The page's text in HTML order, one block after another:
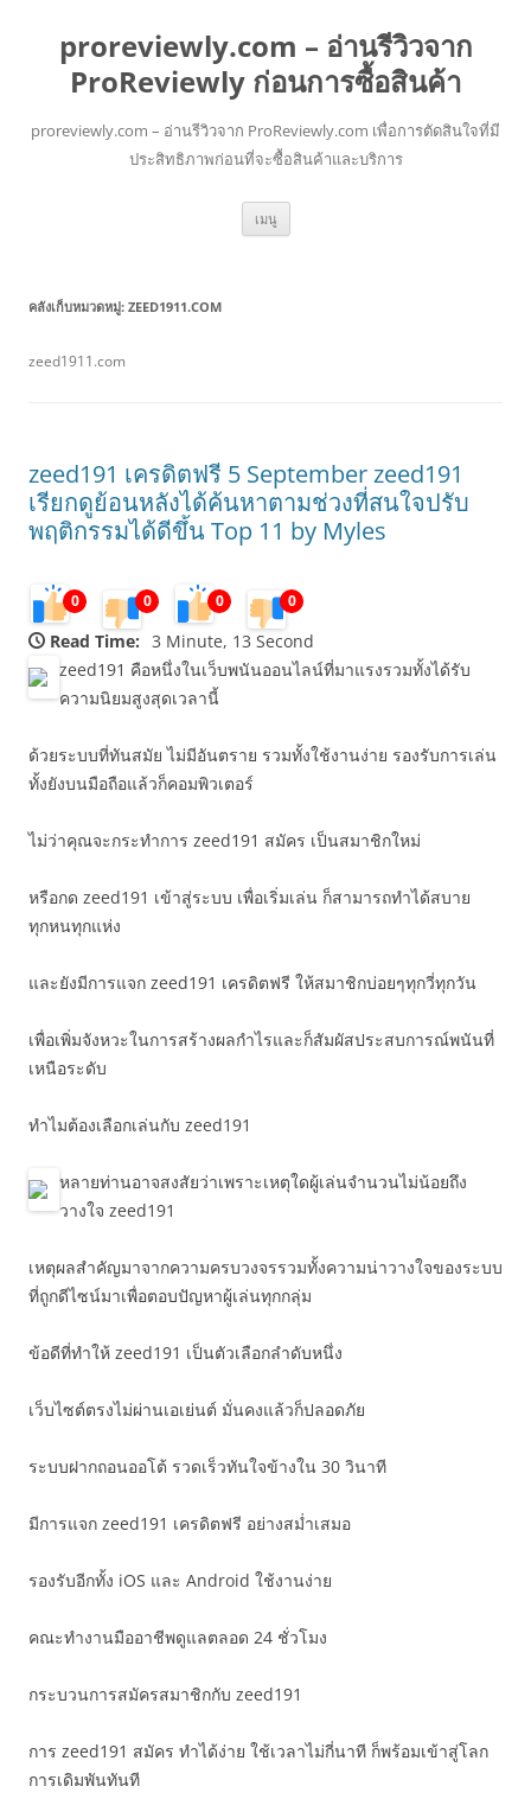
proreviewly.com – อ่านรีวิวจาก
ProReviewly ก่อนการซื้อสินค้า
proreviewly.com – อ่านรีวิวจาก ProReviewly.com เพื่อการตัดสินใจที่มี
ประสิทธิภาพก่อนที่จะซื้อสินค้าและบริการ
เมนู ข้าม
ยัง
คลังเก็บหมวดหมู่: ZEED1911.COM
zeed1911.com
zeed191 เครดิตฟรี 5 September zeed191
เรียกดูย้อนหลังได้ค้นหาตามช่วงที่สนใจปรับ
พฤติกรรมได้ดีขึ้น Top 11 by Myles
0 0 0 0
Read Time: 3 Minute, 13 Second
zeed191 คือหนึ่งในเว็บพนันออนไลน์ที่มาแรงรวมทั้งได้รับ
ความนิยมสูงสุดเวลานี้
ด้วยระบบที่ทันสมัย ไม่มีอันตราย รวมทั้งใช้งานง่าย รองรับการเล่น
ทั้งยังบนมือถือแล้วก็คอมพิวเตอร์
ไม่ว่าคุณจะกระทำการ zeed191 สมัคร เป็นสมาชิกใหม่
หรือกด zeed191 เข้าสู่ระบบ เพื่อเริ่มเล่น ก็สามารถทำได้สบาย
ทุกหนทุกแห่ง
และยังมีการแจก zeed191 เครดิตฟรี ให้สมาชิกบ่อยๆทุกวี่ทุกวัน
เพื่อเพิ่มจังหวะในการสร้างผลกำไรและก็สัมผัสประสบการณ์พนันที่
เหนือระดับ
ทำไมต้องเลือกเล่นกับ zeed191
หลายท่านอาจสงสัยว่าเพราะเหตุใดผู้เล่นจำนวนไม่น้อยถึง
วางใจ zeed191
เหตุผลสำคัญมาจากความครบวงจรรวมทั้งความน่าวางใจของระบบ
ที่ถูกดีไซน์มาเพื่อตอบปัญหาผู้เล่นทุกกลุ่ม
ข้อดีที่ทำให้ zeed191 เป็นตัวเลือกลำดับหนึ่ง
เว็บไซต์ตรงไม่ผ่านเอเย่นต์ มั่นคงแล้วก็ปลอดภัย
ระบบฝากถอนออโต้ รวดเร็วทันใจข้างใน 30 วินาที
มีการแจก zeed191 เครดิตฟรี อย่างสม่ำเสมอ
รองรับอีกทั้ง iOS และ Android ใช้งานง่าย
คณะทำงานมืออาชีพดูแลตลอด 24 ชั่วโมง
กระบวนการสมัครสมาชิกกับ zeed191
การ zeed191 สมัคร ทำได้ง่าย ใช้เวลาไม่กี่นาที ก็พร้อมเข้าสู่โลก
การเดิมพันทันที